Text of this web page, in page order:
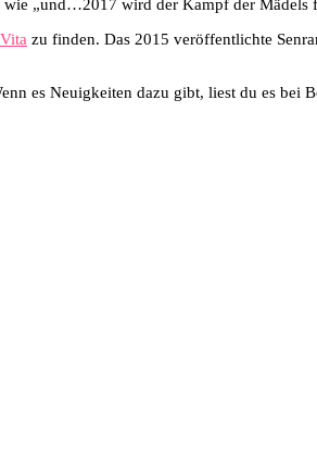
wie „und…2017 wird der Kampf der Mädels
zu finden. Das 2015 veröffentlichte
es Neuigkeiten dazu gibt, liest du es bei